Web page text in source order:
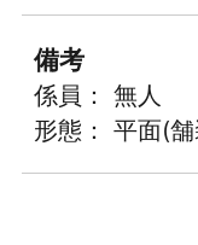
備考
係員： 無人
形態： 平面(